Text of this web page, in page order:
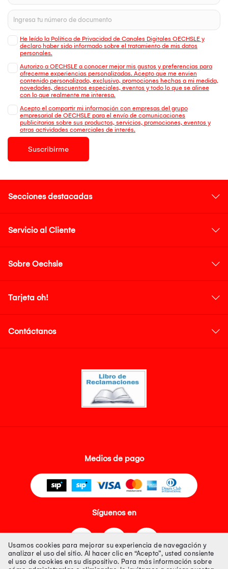
He leído la Política de Privacidad de Canales Digitales OECHSLE y
declaro haber sido informado sobre el tratamiento de mis datos
personales.
Autorizo a OECHSLE a conocer mejor mis gustos y preferencias para
ofrecerme experiencias personalizadas. Acepto que me envien
contenido personalizado, exclusivo, promociones hechas a mi medida,
novedades, descuentos especiales, eventos y todo lo que se alinee
con lo que realmente me interesa.
Acepto el compartir mi información con empresas del grupo
empresarial de OECHSLE para el envío de comunicaciones
publicitarias sobre sus productos, servicios, promociones, eventos y
otras actividades comerciales de interés.
Suscribirme
Secciones destacadas
Servicio al Cliente
Sobre Oechsle
Tarjeta oh!
Contáctanos
Medios de pago
Síguenos en
Usamos cookies para mejorar su experiencia de navegación y
analizar el uso del sitio. Al hacer clic en “Acepto”, usted consiente
el uso de cookies en su dispositivo. Para más información sobre